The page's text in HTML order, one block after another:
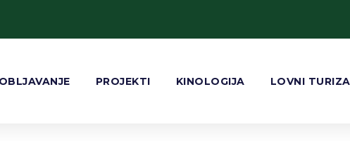
PROJEKTI KINOLOGIJA LOVNI